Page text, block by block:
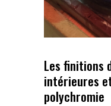
Les finitions
intérieures
polychromie